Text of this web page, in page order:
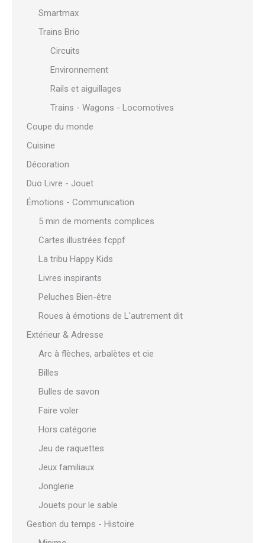
Smartmax
Trains Brio
Circuits
Environnement
Rails et aiguillages
Trains - Wagons - Locomotives
Coupe du monde
Cuisine
Décoration
Duo Livre - Jouet
Émotions - Communication
5 min de moments complices
Cartes illustrées fcppf
La tribu Happy Kids
Livres inspirants
Peluches Bien-être
Roues à émotions de L'autrement dit
Extérieur & Adresse
Arc à flèches, arbalètes et cie
Billes
Bulles de savon
Faire voler
Hors catégorie
Jeu de raquettes
Jeux familiaux
Jonglerie
Jouets pour le sable
Gestion du temps - Histoire